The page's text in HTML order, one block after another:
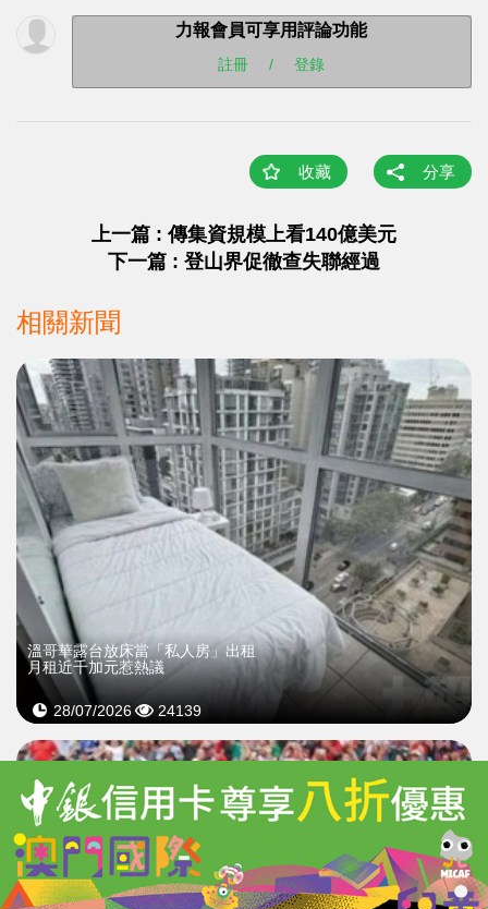
力報會員可享用評論功能
註冊 / 登錄
收藏 分享
上一篇 : 傳集資規模上看140億美元
下一篇 : 登山界促徹查失聯經過
相關新聞
溫哥華露台放床當「私人房」出租
月租近千加元惹熱議
28/07/2026 24139